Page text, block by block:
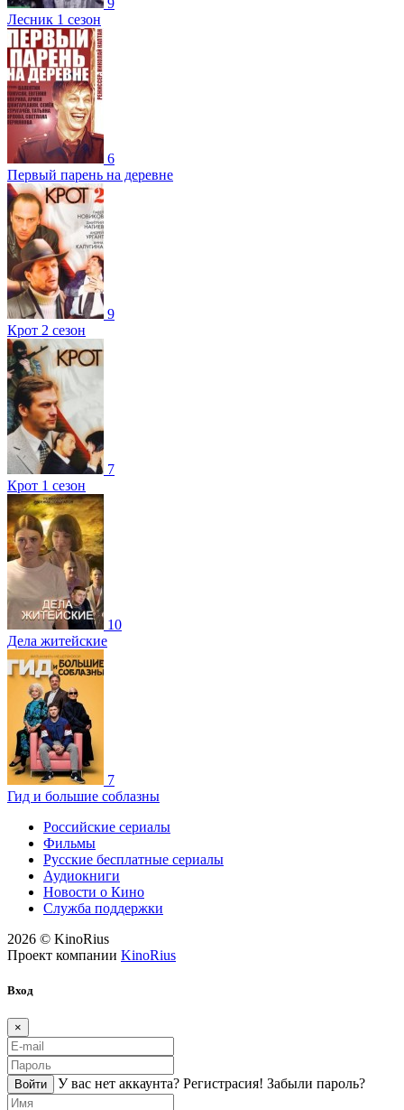
Лесник 1 сезон
6
Первый парень на деревне
9
Крот 2 сезон
7
Крот 1 сезон
10
Дела житейские
7
Гид и большие соблазны
Российские сериалы
Фильмы
Русские бесплатные сериалы
Аудиокниги
Новости о Кино
Служба поддержки
2026 © KinoRius
Проект компании KinoRius
Вход
×
Войти У вас нет аккаунта? Регистраcия! Забыли пароль?